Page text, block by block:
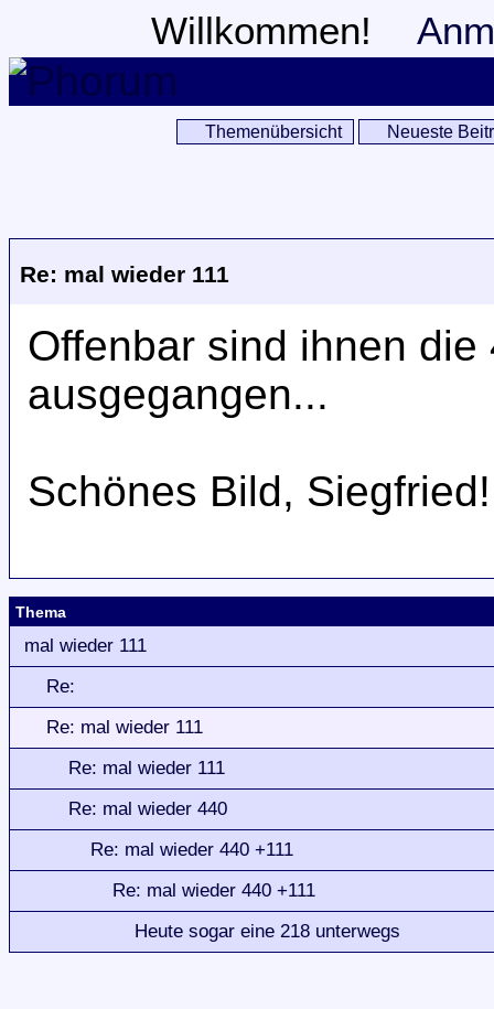
Willkommen!
Themenübersicht Neueste
Re: mal wieder 111
Offenbar sind ihnen
ausgegangen...
Schönes Bild, Siegfried!
Thema
mal wieder 111
Re:
Re: mal wieder 111
Re: mal wieder 111
Re: mal wieder 440
Re: mal wieder 440 +111
Re: mal wieder 440 +111
Heute sogar eine 218 unterwegs